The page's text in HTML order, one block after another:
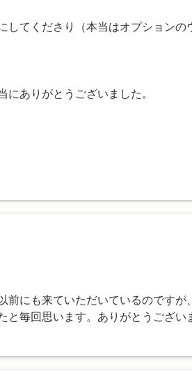
してくださり（本当はオプションの
ありがとうございました。
前にも来ていただいているのですが
と毎回思います。ありがとうござい